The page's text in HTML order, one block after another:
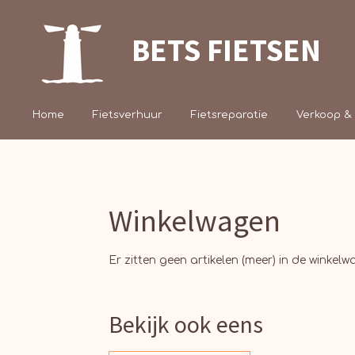
hoofdinhoud
BETS FIETSEN
Home Fietsverhuur Fietsreparatie Verkoop &
Winkelwagen
Er zitten geen artikelen (meer) in de
Bekijk ook eens